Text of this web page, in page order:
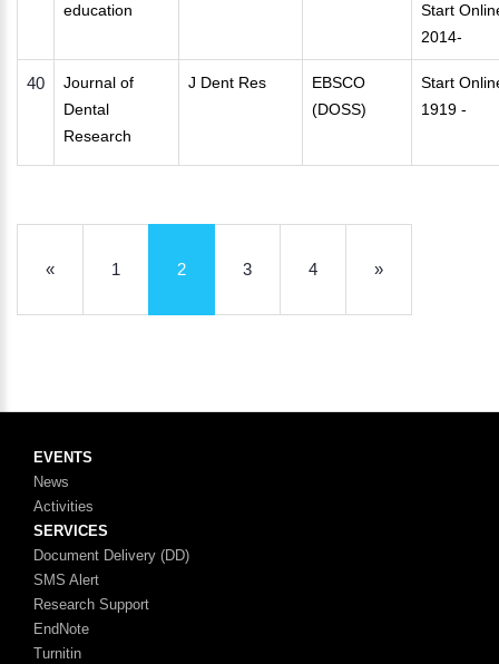
education
Start
2014-
40
Journal of
Dental
Research
J Dent Res
EBSCO
(DOSS)
Start
1919 -
« 1 2 3 4 »
EVENTS
News
Activities
SERVICES
Document Delivery (DD)
SMS Alert
Research Support
EndNote
Turnitin